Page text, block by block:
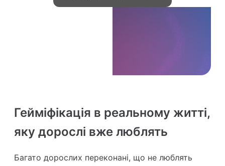
Гейміфікація в реальному житті,
яку дорослі вже люблять
Багато дорослих переконані, що не люблять